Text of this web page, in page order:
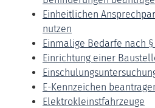
Einheitlichen
nutzen
Einmalige Bedarfe nach §
Einrichtung einer
E-Kennzeichen
Elektrokleinstfahrzeuge